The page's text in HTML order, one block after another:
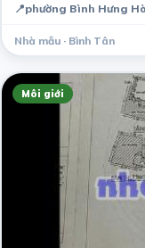
📍phường Bình Hưng
Nhà mẫu · Bình Tân
Môi giới